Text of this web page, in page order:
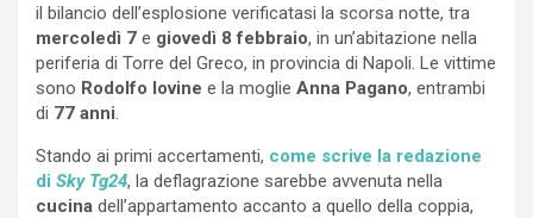
il bilancio dell’esplosione verificatasi la scorsa notte, tra
mercoledì 7 e giovedì 8 febbraio, in un’abitazione nella
periferia di Torre del Greco, in provincia di Napoli. Le vittime
sono Rodolfo Iovine e la moglie Anna Pagano, entrambi
di 77 anni.
Stando ai primi accertamenti, come scrive la redazione
di Sky Tg24, la deflagrazione sarebbe avvenuta nella
cucina dell’appartamento accanto a quello della coppia,